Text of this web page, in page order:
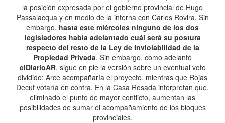
la posición expresada por el gobierno provincial de Hugo
Passalacqua y en medio de la interna con Carlos Rovira. Sin
embargo, hasta este miércoles ninguno de los dos
legisladores había adelantado cuál será su postura
respecto del resto de la Ley de Inviolabilidad de la
Propiedad Privada. Sin embargo, como adelantó
elDiarioAR, sigue en pie la versión sobre un eventual voto
dividido: Arce acompañaría el proyecto, mientras que Rojas
Decut votaría en contra. En la Casa Rosada interpretan que,
eliminado el punto de mayor conflicto, aumentan las
posibilidades de sumar el acompañamiento de los bloques
provinciales.